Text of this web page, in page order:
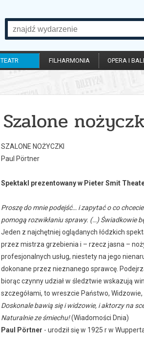
TEATR FILHARMONIA OPERA I
Szalone
SZALONE NOŻYCZKI
Paul Pörtner
Spektakl prezentowany w Pieter Smit
Proszę do mnie podejść… i zapytać o co
pomogą rozwikłaniu sprawy. (…) Świadkowie
Jeden z najchętniej oglądanych łódzkich
przez mistrza grzebienia i – rzecz jasna –
profesjonalnych usług, niestety na jego
dokonane przez nieznanego sprawcę.
biorąc czynny udział w śledztwie wskazują
szczegółami, to wreszcie Państwo,
Doskonale bawią się i widzowie, i aktorzy na
Naturalnie ze śmiechu!(Wiadomości Dnia)
Paul Pörtner - urodził się w 1925 r w